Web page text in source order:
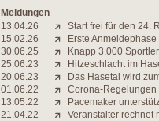
Meldungen
13.04.26
Start frei für den 24.
15.02.26
Erste
30.06.25
Knapp 3.000
25.06.23
Hitzeschlacht im
20.06.23
Das Hasetal wird
01.06.22
Corona-Regelungen
13.05.22
Pacemaker
21.04.22
Veranstalter rechnet